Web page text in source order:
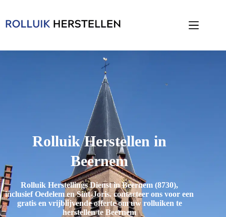
Rolluik Herstellen in
Beernem
Rolluik Herstellings Dienst in Beernem (8730),
inclusiefOedelem en Sint-Joris. contacteer ons voor een
gratis en vrijblijvende offerte om uw rolluiken te
herstellen te Beernem